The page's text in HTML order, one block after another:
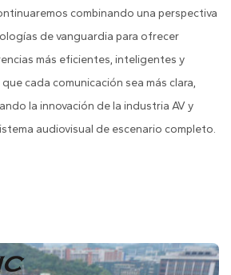
combinando una perspectiva
de vanguardia para ofrecer
más eficientes, inteligentes y
cada comunicación sea más clara,
la innovación de la industria AV y
audiovisual de escenario completo.